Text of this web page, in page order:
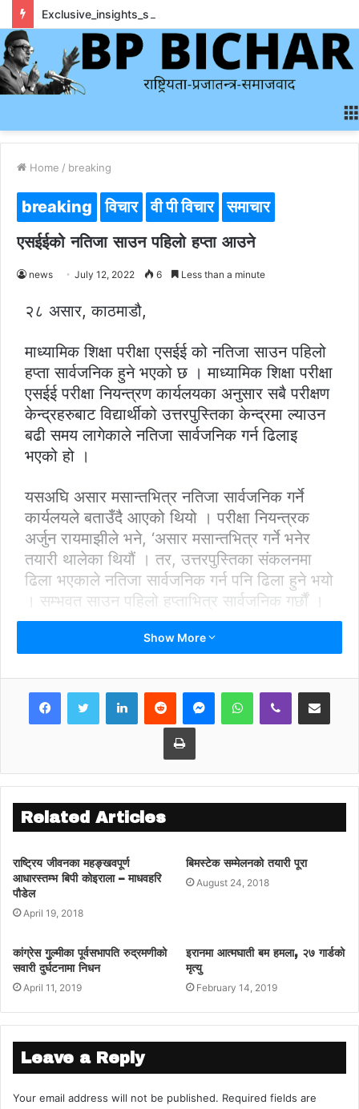
Home / breaking
breaking विचार वी पी विचार समाचार
एसईईको नतिजा साउन पहिलो हप्ता आउने
news July 12, 2022 6 Less than a minute
२८ असार, काठमाडौ,
माध्यामिक शिक्षा परीक्षा एसईई को नतिजा साउन पहिलो
हप्ता सार्वजनिक हुने भएको छ । माध्यामिक शिक्षा परीक्षा
एसईई परीक्षा नियन्त्रण कार्यलयका अनुसार सबै परीक्षण
केन्द्रहरुबाट विद्यार्थीको उत्तरपुस्तिका केन्द्रमा ल्याउन
बढी समय लागेकाले नतिजा सार्वजनिक गर्न ढिलाइ
भएको हो ।
यसअघि असार मसान्तभित्र नतिजा सार्वजनिक गर्ने
कार्यलयले बताउँदै आएको थियो । परीक्षा नियन्त्रक
अर्जुन रायमाझीले भने, ‘असार मसान्तभित्र गर्ने भनेर
तयारी थालेका थियौं । तर, उत्तरपुस्तिका संकलनमा
ढिला भएकाले नतिजा सार्वजनिक गर्न पनि ढिला हुने भयो
। सम्भवत साउन पहिलो हप्ताभित्र सार्वजनिक गर्छौं ।
Show More
LinkedInReddit MessengerWhatsAppViber Share via Email
Print
Related Articles
राष्ट्रिय जीवनका महङ्खवपूर्ण
आधारस्तम्भ बिपी कोइराला – माधवहरि
पौडेल
April 19, 2018
बिमस्टेक सम्मेलनको तयारी पूरा
August 24, 2018
कांग्रेस गुुल्मीका पूर्वसभापति रुद्रमणीको
सवारी दुर्घटनामा निधन
April 11, 2019
इरानमा आत्मघाती बम हमला, २७ गार्डको
मृत्यु
February 14, 2019
Leave a Reply
Your email address will not be published. Required fields are